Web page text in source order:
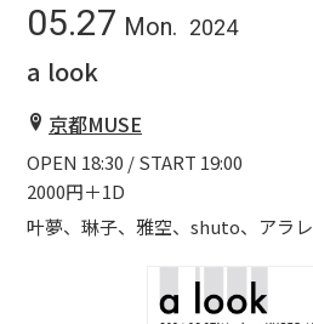
GOODS
CONTACT
05.27 Mon. 2024
a look
京都MUSE
OPEN 18:30 / START 19:00
2000円＋1D
叶夢、琳子、雅空、shuto、アラレ